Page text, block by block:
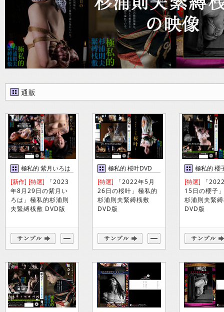
通販
極私的 紫月いろは
DVD
[新作] [特選] 「2023
年8月29日の紫月い
ろは」極私的杉浦則
夫緊縛桟敷 DVD版
極私的 桜叶DVD
[特選] 「2022年5月
26日の桜叶」極私的
杉浦則夫緊縛桟敷
DVD版
極私的 櫻
[特選] 「
15日の櫻子
杉浦則夫緊
DVD版